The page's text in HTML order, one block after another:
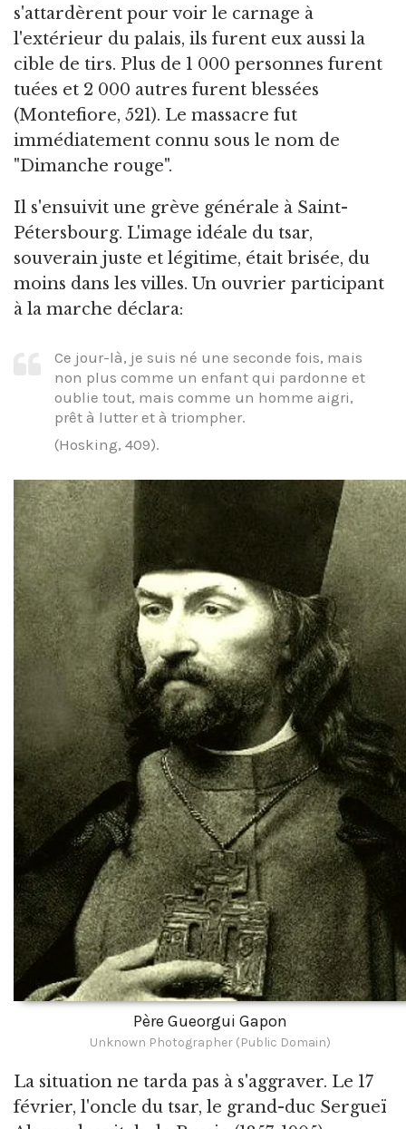
s'attardèrent pour voir le carnage à
l'extérieur du palais, ils furent eux aussi la
cible de tirs. Plus de 1 000 personnes furent
tuées et 2 000 autres furent blessées
(Montefiore, 521). Le massacre fut
immédiatement connu sous le nom de
"Dimanche rouge".
Il s'ensuivit une grève générale à Saint-
Pétersbourg. L'image idéale du tsar,
souverain juste et légitime, était brisée, du
moins dans les villes. Un ouvrier participant
à la marche déclara:
Ce jour-là, je suis né une seconde fois, mais
non plus comme un enfant qui pardonne et
oublie tout, mais comme un homme aigri,
prêt à lutter et à triompher.
(Hosking, 409).
Père Gueorgui Gapon
Unknown Photographer (Public Domain)
La situation ne tarda pas à s'aggraver. Le 17
février, l'oncle du tsar, le grand-duc Sergueï